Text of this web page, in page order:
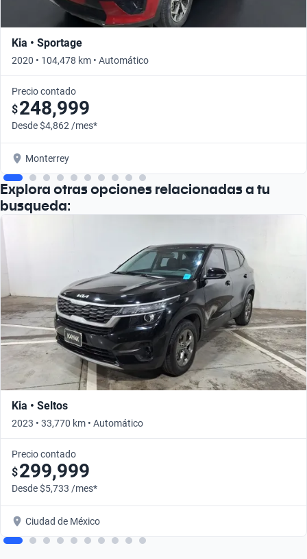
Kia • Sportage
2020 • 104,478 km • Automático
Precio contado
$248,999
Desde $4,862 /mes*
Monterrey
Explora otras opciones relacionadas a tu
busqueda:
Kia • Seltos
2023 • 33,770 km • Automático
Precio contado
$299,999
Desde $5,733 /mes*
Ciudad de México